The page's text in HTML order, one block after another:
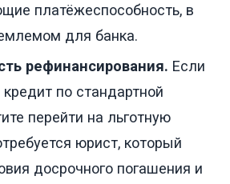
платёжеспособность, в
для банка.
рефинансирования. Если
по стандартной
перейти на льготную
юрист, который
досрочного погашения и